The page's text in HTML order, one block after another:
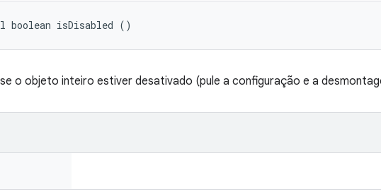
boolean isDisabled ()
o objeto inteiro estiver desativado (pule a configuração e a